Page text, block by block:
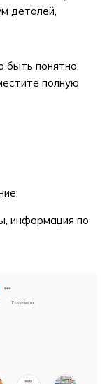
деталей,
быть понятно,
полную
информация по